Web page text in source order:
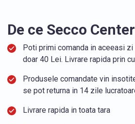
De ce Secco
Poti primi comanda in aceeasi
doar 40 Lei. Livrare rapida prin
Produsele comandate vin
se pot returna in 14 zile
Livrare rapida in toata tara